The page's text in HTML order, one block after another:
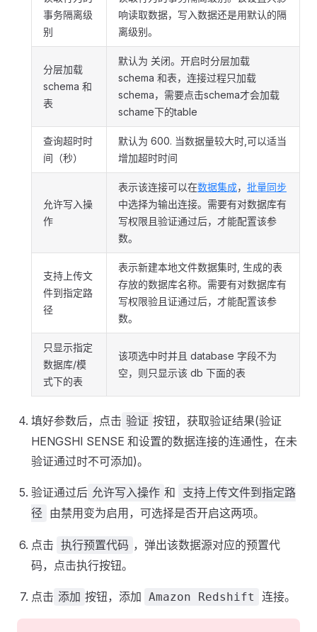
事务隔离级
别
响读取数据，写入数据还是用默认的隔
离级别。
分层加载
schema 和
表
默认为 关闭。开启时分层加载
schema 和表，连接过程只加载
schema，需要点击schema才会加载
schame下的table
查询超时时
间（秒）
默认为 600. 当数据量较大时,可以适当
增加超时时间
允许写入操
作
表示该连接可以在数据集成， 批量同步
中选择为输出连接。需要有对数据库有
写权限且验证通过后，才能配置该参
数。
支持上传文
件到指定路
径
表示新建本地文件数据集时, 生成的表
存放的数据库名称。需要有对数据库有
写权限验且证通过后，才能配置该参
数。
只显示指定
数据库/模
式下的表
该项选中时并且 database 字段不为
空，则只显示该 db 下面的表
填好参数后，点击 验证 按钮，获取验证结果(验证
HENGSHI SENSE 和设置的数据连接的连通性，在未
验证通过时不可添加)。
验证通过后 允许写入操作 和
支持上传文件到指定路
径
由禁用变为启用，可选择是否开启这两项。
点击 执行预置代码 ，弹出该数据源对应的预置代
码，点击执行按钮。
点击 添加 按钮，添加 Amazon Redshift 连接。